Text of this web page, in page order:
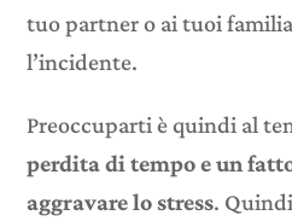
tuo partner o ai tuoi
l’incidente.
Preoccuparti è quindi al
perdita di tempo e un
aggravare lo stress.